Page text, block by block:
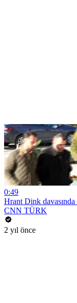
0:49
Hrant Dink davasında
CNN TÜRK
2 yıl önce